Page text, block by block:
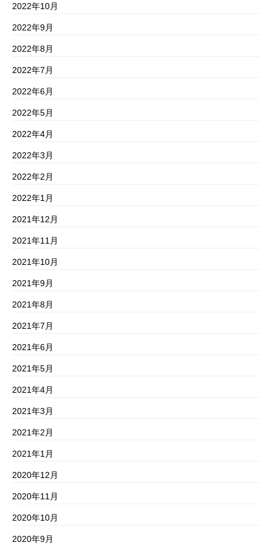
2022年10月
2022年9月
2022年8月
2022年7月
2022年6月
2022年5月
2022年4月
2022年3月
2022年2月
2022年1月
2021年12月
2021年11月
2021年10月
2021年9月
2021年8月
2021年7月
2021年6月
2021年5月
2021年4月
2021年3月
2021年2月
2021年1月
2020年12月
2020年11月
2020年10月
2020年9月